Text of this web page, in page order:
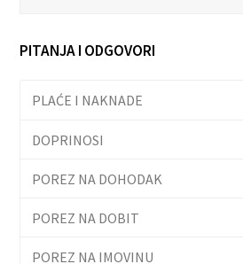
PITANJA I ODGOVORI
PLAĆE I NAKNADE
DOPRINOSI
POREZ NA DOHODAK
POREZ NA DOBIT
POREZ NA IMOVINU